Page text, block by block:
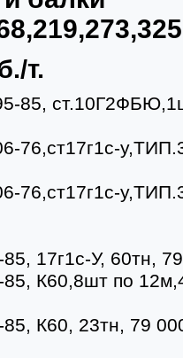
т.
85,
76,ст17г1с-
76,ст17г1с-
17г1с-У, 60тн,
К60,8шт по
К60, 23тн, 79